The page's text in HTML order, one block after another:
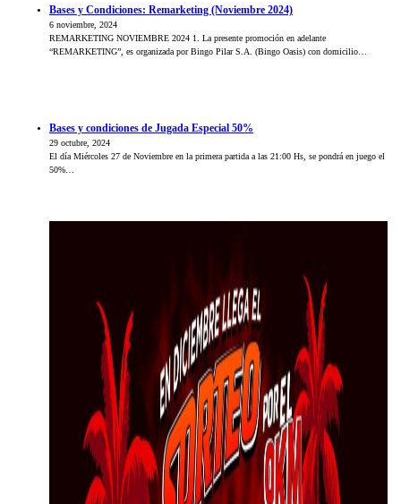
Bases y Condiciones: Remarketing (Noviembre 2024)
6 noviembre, 2024
REMARKETING NOVIEMBRE 2024 1. La presente promoción en adelante
“REMARKETING”, es organizada por Bingo Pilar S.A. (Bingo Oasis) con domicilio…
Bases y condiciones de Jugada Especial 50%
29 octubre, 2024
El día Miércoles 27 de Noviembre en la primera partida a las 21:00 Hs, se pondrá en juego el
50%…